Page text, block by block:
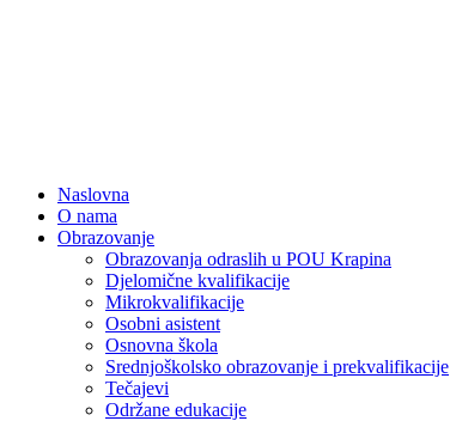
Naslovna
O nama
Obrazovanje
Obrazovanja odraslih u POU Krapina
Djelomične kvalifikacije
Mikrokvalifikacije
Osobni asistent
Osnovna škola
Srednjoškolsko obrazovanje i prekvalifikacije
Tečajevi
Održane edukacije